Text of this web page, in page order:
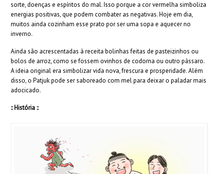
sorte, doenças e espíritos do mal. Isso porque a cor vermelha simboliza
energias positivas, que podem combater as negativas. Hoje em dia,
muitos ainda cozinham esse prato por ser uma sopa e aquecer no
inverno.
Ainda são acrescentadas à receita bolinhas feitas de pasteizinhos ou
bolos de arroz, como se fossem ovinhos de codorna ou outro pássaro.
A ideia original era simbolizar vida nova, frescura e prosperidade. Além
disso, o Patjuk pode ser saboreado com mel para deixar o paladar mais
adocicado.
:: História ::